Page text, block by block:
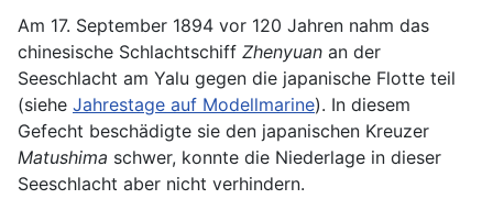
Am 17. September 1894 vor 120 Jahren nahm das
chinesische Schlachtschiff Zhenyuan an der
Seeschlacht am Yalu gegen die japanische Flotte teil
(siehe Jahrestage auf Modellmarine). In diesem
Gefecht beschädigte sie den japanischen Kreuzer
Matushima schwer, konnte die Niederlage in dieser
Seeschlacht aber nicht verhindern.